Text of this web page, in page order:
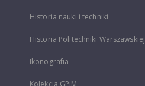
Historia nauki i techniki
Historia Politechniki Warszawskiej
Ikonografia
Kolekcja GPiM